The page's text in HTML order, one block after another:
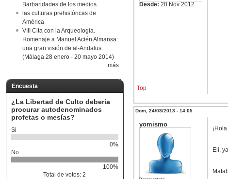
Barbaridades de los medios.
las culturas prehistóricas de
América
VIII Cita con la Arqueología.
Homenaje a Manuel Acién Almansa:
una gran visión de al-Andalus.
(Málaga 28 enero - 20 mayo 2014)
más
Encuesta
¿La Libertad de Culto debería
procurar autodenominados
profetas o mesías?
Si
0%
No
100%
Total de votos: 2
Desde: 20 Nov 2012
Top
Dom, 24/03/2013 - 14:05
yomismo
Eli,